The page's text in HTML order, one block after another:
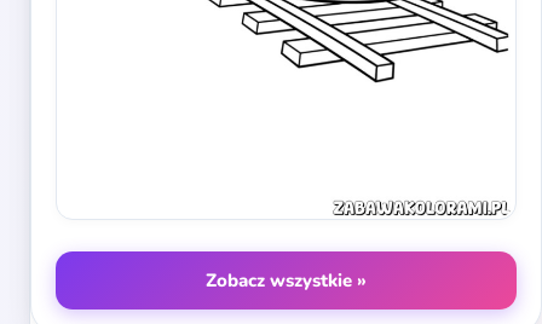
Zobacz wszystkie »